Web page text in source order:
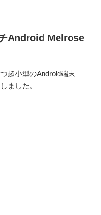
Android Melrose
超小型のAndroid端末
ました。